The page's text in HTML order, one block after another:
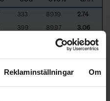
Reklaminställningar Om
333 89.19
2.74
399 89.97
3.06
89.37
3.38